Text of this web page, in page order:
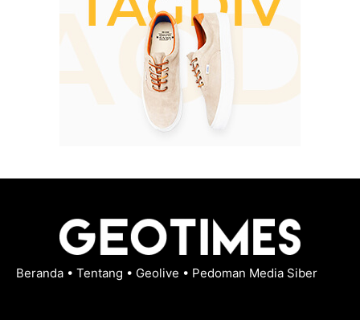
Beranda • Tentang • Geolive • Pedoman Media Siber